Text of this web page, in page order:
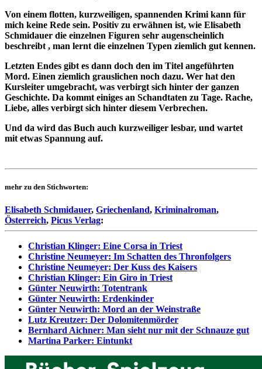
Von einem flotten, kurzweiligen, spannenden Krimi kann für
mich keine Rede sein. Positiv zu erwähnen ist, wie Elisabeth
Schmidauer die einzelnen Figuren sehr augenscheinlich
beschreibt , man lernt die einzelnen Typen ziemlich gut kennen.
Letzten Endes gibt es dann doch den im Titel angeführten
Mord. Einen ziemlich grauslichen noch dazu. Wer hat den
Kursleiter umgebracht, was verbirgt sich hinter der ganzen
Geschichte. Da kommt einiges an Schandtaten zu Tage. Rache,
Liebe, alles verbirgt sich hinter diesem Verbrechen.
Und da wird das Buch auch kurzweiliger lesbar, und wartet
mit etwas Spannung auf.
mehr zu den Stichworten:
Elisabeth Schmidauer, Griechenland, Kriminalroman,
Österreich, Picus Verlag:
Christian Klinger: Eine Corsa in Triest
Christine Neumeyer: Im Schatten des Thronfolgers
Christine Neumeyer: Der Kuss des Kaisers
Christian Klinger: Ein Giro in Triest
Günter Neuwirth: Totentrank
Günter Neuwirth: Erdenkinder
Günter Neuwirth: Mord an der Weinstraße
Lutz Kreutzer: Der Dolomitenmörder
Bernhard Aichner: Man sieht nur mit der Schnauze gut
Martina Parker: Eintunkt